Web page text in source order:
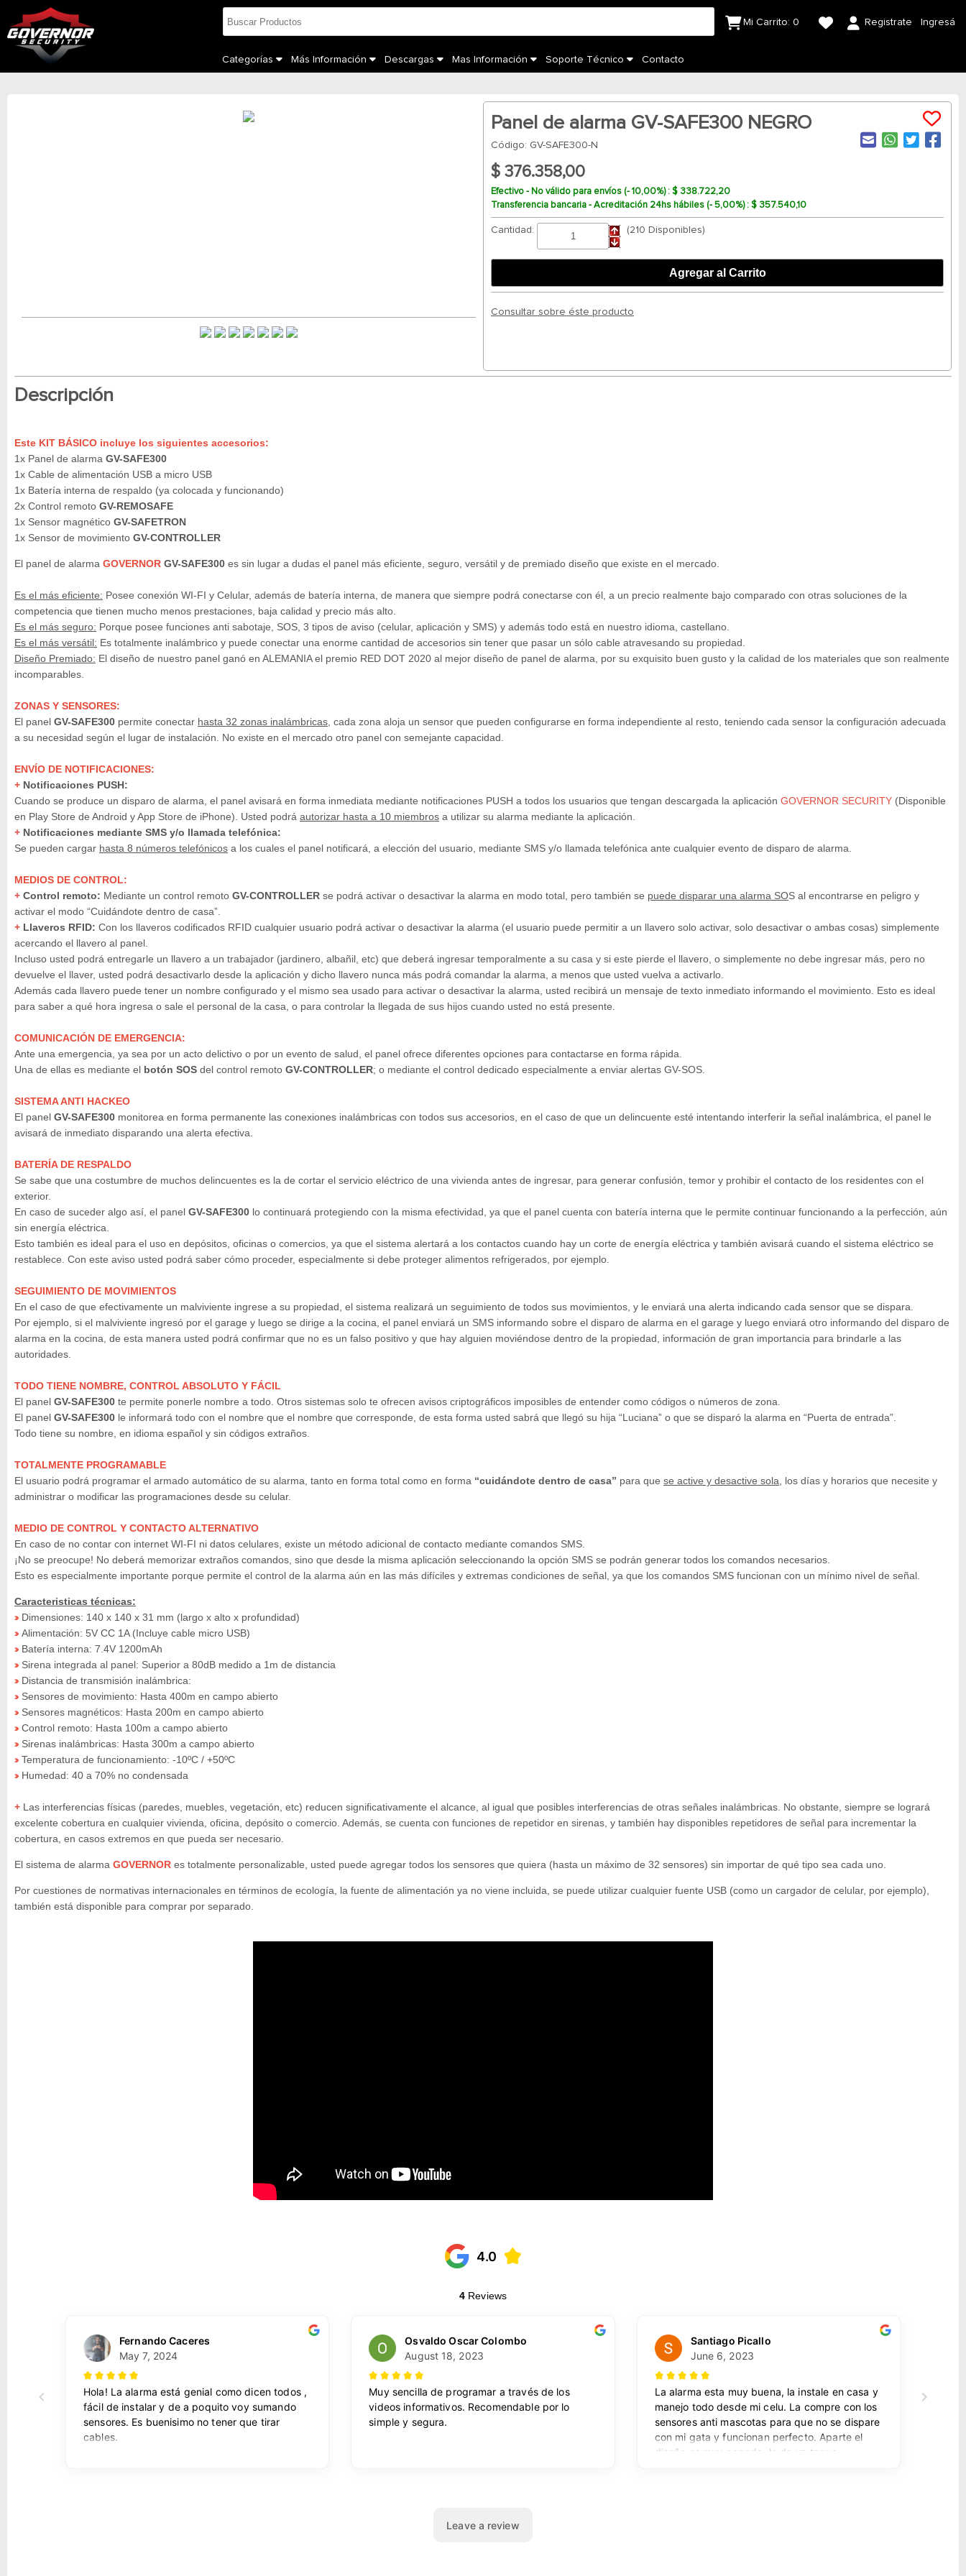
Mi Carrito: 0 Registrate Ingresá
Categorías Más Información Descargas Mas Información Soporte Técnico Contacto
Panel de alarma GV-SAFE300 NEGRO
Código: GV-SAFE300-N
$ 376.358,00
Efectivo - No válido para envíos (- 10,00%) : $ 338.722,20
Transferencia bancaria - Acreditación 24hs hábiles (- 5,00%) : $ 357.540,10
Cantidad: (210 Disponibles)
Consultar sobre éste producto
Descripción
Este KIT BÁSICO incluye los siguientes accesorios:
1x Panel de alarma GV-SAFE300
1x Cable de alimentación USB a micro USB
1x Batería interna de respaldo (ya colocada y funcionando)
2x Control remoto GV-REMOSAFE
1x Sensor magnético GV-SAFETRON
1x Sensor de movimiento GV-CONTROLLER
El panel de alarma GOVERNOR GV-SAFE300 es sin lugar a dudas el panel más eficiente, seguro, versátil y de premiado diseño que existe en el mercado.
Es el más eficiente: Posee conexión WI-FI y Celular, además de batería interna, de manera que siempre podrá conectarse con él, a un precio realmente bajo comparado con otras soluciones de la
competencia que tienen mucho menos prestaciones, baja calidad y precio más alto.
Es el más seguro: Porque posee funciones anti sabotaje, SOS, 3 tipos de aviso (celular, aplicación y SMS) y además todo está en nuestro idioma, castellano.
Es el más versátil: Es totalmente inalámbrico y puede conectar una enorme cantidad de accesorios sin tener que pasar un sólo cable atravesando su propiedad.
Diseño Premiado: El diseño de nuestro panel ganó en ALEMANIA el premio RED DOT 2020 al mejor diseño de panel de alarma, por su exquisito buen gusto y la calidad de los materiales que son realmente
incomparables.
ZONAS Y SENSORES:
El panel GV-SAFE300 permite conectar hasta 32 zonas inalámbricas , cada zona aloja un sensor que pueden configurarse en forma independiente al resto, teniendo cada sensor la configuración adecuada
a su necesidad según el lugar de instalación. No existe en el mercado otro panel con semejante capacidad.
ENVÍO DE NOTIFICACIONES:
+ Notificaciones PUSH:
Cuando se produce un disparo de alarma, el panel avisará en forma inmediata mediante notificaciones PUSH a todos los usuarios que tengan descargada la aplicación GOVERNOR SECURITY (Disponible
en Play Store de Android y App Store de iPhone). Usted podrá autorizar hasta a 10 miembros a utilizar su alarma mediante la aplicación.
+ Notificaciones mediante SMS y/o llamada telefónica:
Se pueden cargar hasta 8 números telefónicos a los cuales el panel notificará, a elección del usuario, mediante SMS y/o llamada telefónica ante cualquier evento de disparo de alarma.
MEDIOS DE CONTROL:
+ Control remoto: Mediante un control remoto GV-CONTROLLER se podrá activar o desactivar la alarma en modo total, pero también se puede disparar una alarma SOS al encontrarse en peligro y
activar el modo “Cuidándote dentro de casa”.
+ Llaveros RFID: Con los llaveros codificados RFID cualquier usuario podrá activar o desactivar la alarma (el usuario puede permitir a un llavero solo activar, solo desactivar o ambas cosas) simplemente
acercando el llavero al panel.
Incluso usted podrá entregarle un llavero a un trabajador (jardinero, albañil, etc) que deberá ingresar temporalmente a su casa y si este pierde el llavero, o simplemente no debe ingresar más, pero no
devuelve el llaver, usted podrá desactivarlo desde la aplicación y dicho llavero nunca más podrá comandar la alarma, a menos que usted vuelva a activarlo.
Además cada llavero puede tener un nombre configurado y el mismo sea usado para activar o desactivar la alarma, usted recibirá un mensaje de texto inmediato informando el movimiento. Esto es ideal
para saber a qué hora ingresa o sale el personal de la casa, o para controlar la llegada de sus hijos cuando usted no está presente.
COMUNICACIÓN DE EMERGENCIA:
Ante una emergencia, ya sea por un acto delictivo o por un evento de salud, el panel ofrece diferentes opciones para contactarse en forma rápida.
Una de ellas es mediante el botón SOS del control remoto GV-CONTROLLER; o mediante el control dedicado especialmente a enviar alertas GV-SOS.
SISTEMA ANTI HACKEO
El panel GV-SAFE300 monitorea en forma permanente las conexiones inalámbricas con todos sus accesorios, en el caso de que un delincuente esté intentando interferir la señal inalámbrica, el panel le
avisará de inmediato disparando una alerta efectiva.
BATERÍA DE RESPALDO
Se sabe que una costumbre de muchos delincuentes es la de cortar el servicio eléctrico de una vivienda antes de ingresar, para generar confusión, temor y prohibir el contacto de los residentes con el
exterior.
En caso de suceder algo así, el panel GV-SAFE300 lo continuará protegiendo con la misma efectividad, ya que el panel cuenta con batería interna que le permite continuar funcionando a la perfección, aún
sin energía eléctrica.
Esto también es ideal para el uso en depósitos, oficinas o comercios, ya que el sistema alertará a los contactos cuando hay un corte de energía eléctrica y también avisará cuando el sistema eléctrico se
restablece. Con este aviso usted podrá saber cómo proceder, especialmente si debe proteger alimentos refrigerados, por ejemplo.
SEGUIMIENTO DE MOVIMIENTOS
En el caso de que efectivamente un malviviente ingrese a su propiedad, el sistema realizará un seguimiento de todos sus movimientos, y le enviará una alerta indicando cada sensor que se dispara.
Por ejemplo, si el malviviente ingresó por el garage y luego se dirige a la cocina, el panel enviará un SMS informando sobre el disparo de alarma en el garage y luego enviará otro informando del disparo de
alarma en la cocina, de esta manera usted podrá confirmar que no es un falso positivo y que hay alguien moviéndose dentro de la propiedad, información de gran importancia para brindarle a las
autoridades.
TODO TIENE NOMBRE, CONTROL ABSOLUTO Y FÁCIL
El panel GV-SAFE300 te permite ponerle nombre a todo. Otros sistemas solo te ofrecen avisos criptográficos imposibles de entender como códigos o números de zona.
El panel GV-SAFE300 le informará todo con el nombre que el nombre que corresponde, de esta forma usted sabrá que llegó su hija “Luciana” o que se disparó la alarma en “Puerta de entrada”.
Todo tiene su nombre, en idioma español y sin códigos extraños.
TOTALMENTE PROGRAMABLE
El usuario podrá programar el armado automático de su alarma, tanto en forma total como en forma “cuidándote dentro de casa” para que se active y desactive sola , los días y horarios que necesite y
administrar o modificar las programaciones desde su celular.
MEDIO DE CONTROL Y CONTACTO ALTERNATIVO
En caso de no contar con internet WI-FI ni datos celulares, existe un método adicional de contacto mediante comandos SMS.
¡No se preocupe! No deberá memorizar extraños comandos, sino que desde la misma aplicación seleccionando la opción SMS se podrán generar todos los comandos necesarios.
Esto es especialmente importante porque permite el control de la alarma aún en las más difíciles y extremas condiciones de señal, ya que los comandos SMS funcionan con un mínimo nivel de señal.
Caracteristicas técnicas:
» Dimensiones: 140 x 140 x 31 mm (largo x alto x profundidad)
» Alimentación: 5V CC 1A (Incluye cable micro USB)
» Batería interna: 7.4V 1200mAh
» Sirena integrada al panel: Superior a 80dB medido a 1m de distancia
» Distancia de transmisión inalámbrica:
» Sensores de movimiento: Hasta 400m en campo abierto
» Sensores magnéticos: Hasta 200m en campo abierto
» Control remoto: Hasta 100m a campo abierto
» Sirenas inalámbricas: Hasta 300m a campo abierto
» Temperatura de funcionamiento: -10ºC / +50ºC
» Humedad: 40 a 70% no condensada
+ Las interferencias físicas (paredes, muebles, vegetación, etc) reducen significativamente el alcance, al igual que posibles interferencias de otras señales inalámbricas. No obstante, siempre se logrará
excelente cobertura en cualquier vivienda, oficina, depósito o comercio. Además, se cuenta con funciones de repetidor en sirenas, y también hay disponibles repetidores de señal para incrementar la
cobertura, en casos extremos en que pueda ser necesario.
El sistema de alarma GOVERNOR es totalmente personalizable, usted puede agregar todos los sensores que quiera (hasta un máximo de 32 sensores) sin importar de qué tipo sea cada uno.
Por cuestiones de normativas internacionales en términos de ecología, la fuente de alimentación ya no viene incluida, se puede utilizar cualquier fuente USB (como un cargador de celular, por ejemplo),
también está disponible para comprar por separado.